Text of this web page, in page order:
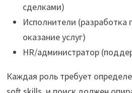
сделками)
Исполнители (разработка
оказание услуг)
HR/администратор
Каждая роль требует